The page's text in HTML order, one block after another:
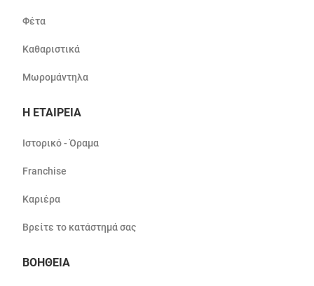
Φέτα
Καθαριστικά
Μωρομάντηλα
Η ΕΤΑΙΡΕΙΑ
Ιστορικό - Όραμα
Franchise
Καριέρα
Βρείτε το κατάστημά σας
ΒΟΗΘΕΙΑ